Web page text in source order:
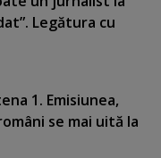
Legătura cu
1. Emisiunea,
se mai uită la